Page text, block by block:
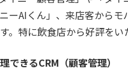
ーAIくん」、来店客から
。特に飲食店から好評をい
きるCRM（顧客管理）